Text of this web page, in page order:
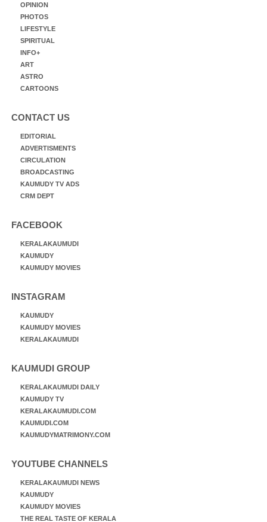
OPINION
PHOTOS
LIFESTYLE
SPIRITUAL
INFO+
ART
ASTRO
CARTOONS
CONTACT US
EDITORIAL
ADVERTISMENTS
CIRCULATION
BROADCASTING
KAUMUDY TV ADS
CRM DEPT
FACEBOOK
KERALAKAUMUDI
KAUMUDY
KAUMUDY MOVIES
INSTAGRAM
KAUMUDY
KAUMUDY MOVIES
KERALAKAUMUDI
KAUMUDI GROUP
KERALAKAUMUDI DAILY
KAUMUDY TV
KERALAKAUMUDI.COM
KAUMUDI.COM
KAUMUDYMATRIMONY.COM
YOUTUBE CHANNELS
KERALAKAUMUDI NEWS
KAUMUDY
KAUMUDY MOVIES
THE REAL TASTE OF KERALA